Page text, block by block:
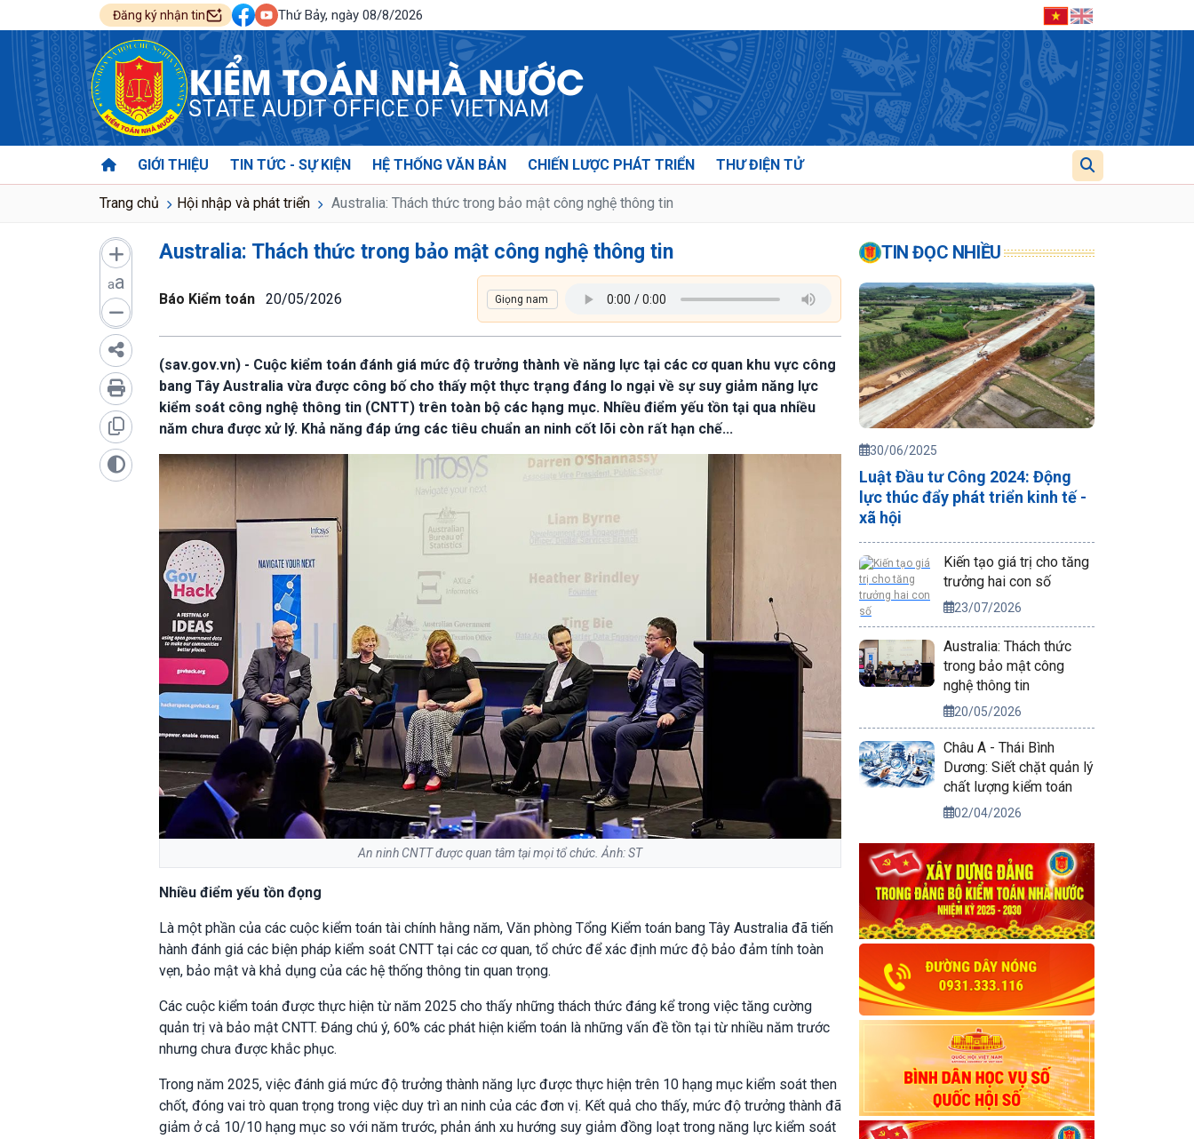
Đăng ký nhận tin Thứ Bảy, ngày 08/8/2026
KIỂM TOÁN NHÀ NƯỚC
STATE AUDIT OFFICE OF VIETNAM
GIỚI THIỆU TIN TỨC - SỰ KIỆN HỆ THỐNG VĂN BẢN CHIẾN LƯỢC PHÁT TRIỂN THƯ ĐIỆN TỬ
Trang chủ Hội nhập và phát triển Australia: Thách thức trong bảo mật công nghệ thông tin
aa
Australia: Thách thức trong bảo mật công nghệ thông tin
Báo Kiểm toán 20/05/2026
(sav.gov.vn) - Cuộc kiểm toán đánh giá mức độ trưởng thành về năng lực tại các cơ quan khu vực công
bang Tây Australia vừa được công bố cho thấy một thực trạng đáng lo ngại về sự suy giảm năng lực
kiểm soát công nghệ thông tin (CNTT) trên toàn bộ các hạng mục. Nhiều điểm yếu tồn tại qua nhiều
năm chưa được xử lý. Khả năng đáp ứng các tiêu chuẩn an ninh cốt lõi còn rất hạn chế...
An ninh CNTT được quan tâm tại mọi tổ chức. Ảnh: ST
Nhiều điểm yếu tồn đọng
Là một phần của các cuộc kiểm toán tài chính hằng năm, Văn phòng Tổng Kiểm toán bang Tây Australia đã tiến
hành đánh giá các biện pháp kiểm soát CNTT tại các cơ quan, tổ chức để xác định mức độ bảo đảm tính toàn
vẹn, bảo mật và khả dụng của các hệ thống thông tin quan trọng.
Các cuộc kiểm toán được thực hiện từ năm 2025 cho thấy những thách thức đáng kể trong việc tăng cường
quản trị và bảo mật CNTT. Đáng chú ý, 60% các phát hiện kiểm toán là những vấn đề tồn tại từ nhiều năm trước
nhưng chưa được khắc phục.
Trong năm 2025, việc đánh giá mức độ trưởng thành năng lực được thực hiện trên 10 hạng mục kiểm soát then
chốt, đóng vai trò quan trọng trong việc duy trì an ninh của các đơn vị. Kết quả cho thấy, mức độ trưởng thành đã
giảm ở cả 10/10 hạng mục so với năm trước, phản ánh xu hướng suy giảm đồng loạt trong năng lực kiểm soát
TIN ĐỌC NHIỀU
30/06/2025
Luật Đầu tư Công 2024: Động
lực thúc đẩy phát triển kinh tế -
xã hội
Kiến tạo giá trị cho tăng
trưởng hai con số
23/07/2026
Australia: Thách thức
trong bảo mật công
nghệ thông tin
20/05/2026
Châu Á - Thái Bình
Dương: Siết chặt quản lý
chất lượng kiểm toán
02/04/2026